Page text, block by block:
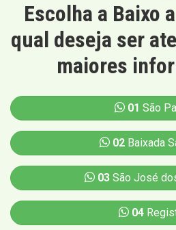
Escolha a Baixo
qual deseja ser
maiores
01 São
02Baixada
03São José
04